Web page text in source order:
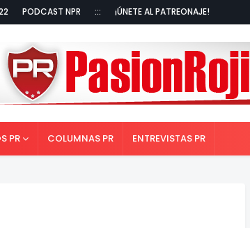
PODCAST NPR ::: ¡ÚNETE AL PATREONAJE!
PR COLUMNAS PR ENTREVISTAS PR